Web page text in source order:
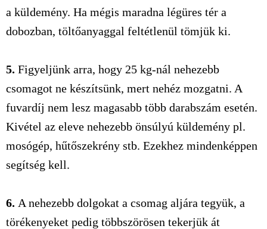
a küldemény. Ha mégis maradna légüres tér a
dobozban, töltőanyaggal feltétlenül tömjük ki.
5. Figyeljünk arra, hogy 25 kg-nál nehezebb
csomagot ne készítsünk, mert nehéz mozgatni. A
fuvardíj nem lesz magasabb több darabszám esetén.
Kivétel az eleve nehezebb önsúlyú küldemény pl.
mosógép, hűtőszekrény stb. Ezekhez mindenképpen
segítség kell.
6. A nehezebb dolgokat a csomag aljára tegyük, a
törékenyeket pedig többszörösen tekerjük át